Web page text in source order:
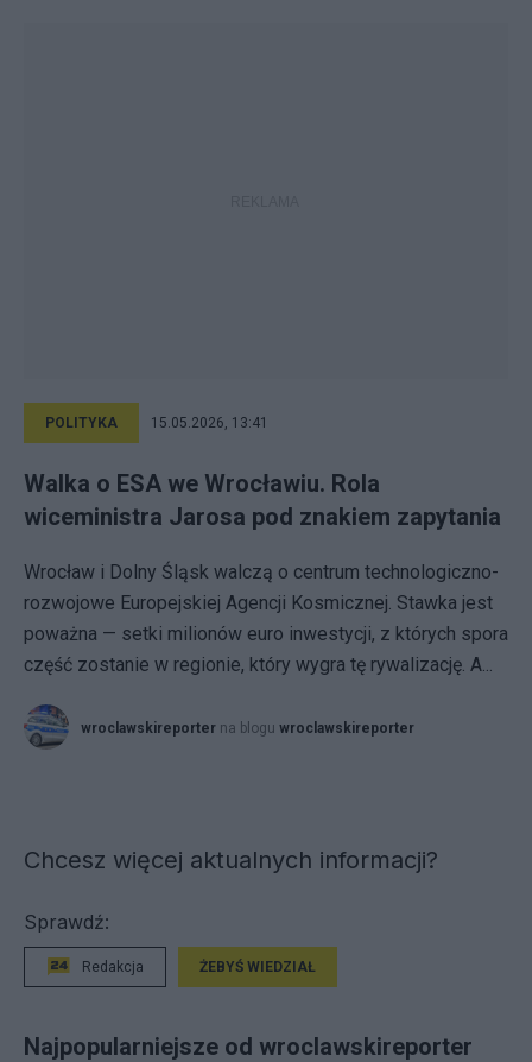
POLITYKA 15.05.2026, 13:41
Walka o ESA we Wrocławiu. Rola
wiceministra Jarosa pod znakiem zapytania
Wrocław i Dolny Śląsk walczą o centrum technologiczno-
rozwojowe Europejskiej Agencji Kosmicznej. Stawka jest
poważna — setki milionów euro inwestycji, z których spora
część zostanie w regionie, który wygra tę rywalizację. A...
wroclawskireporter na blogu wroclawskireporter
Chcesz więcej aktualnych informacji?
Sprawdź:
Redakcja ŻEBYŚ WIEDZIAŁ
Najpopularniejsze od wroclawskireporter